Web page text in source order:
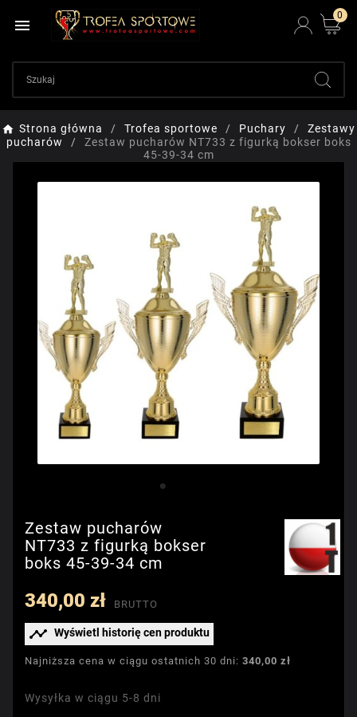

0
Strona główna Trofea sportowe Puchary
Zestawy
pucharów
Zestaw pucharów NT733 z figurką bokser boks
45-39-34 cm
Zestaw pucharów
NT733 z figurką bokser
boks 45-39-34 cm
340,00 zł BRUTTO
 Wyświetl historię cen produktu
Najniższa cena w ciągu ostatnich 30 dni: 340,00 zł
Wysyłka w ciągu 5-8 dni